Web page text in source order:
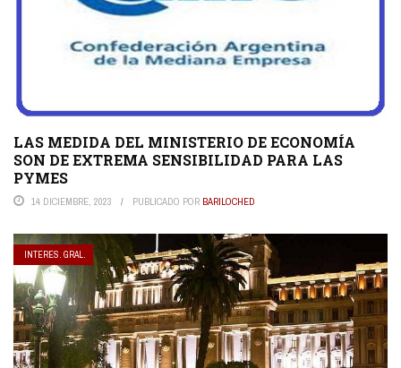
LAS MEDIDA DEL MINISTERIO DE ECONOMÍA
SON DE EXTREMA SENSIBILIDAD PARA LAS
PYMES
14 DICIEMBRE, 2023 PUBLICADO POR BARILOCHED
INTERES. GRAL.